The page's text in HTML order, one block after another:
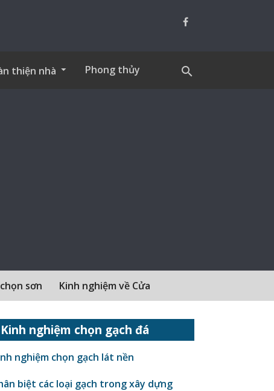
thiện nhà Phong thủy search
sơn Kinh nghiệm về Cửa
Kinh nghiệm chọn gạch đá
nghiệm chọn gạch lát nền
biệt các loại gạch trong xây dựng